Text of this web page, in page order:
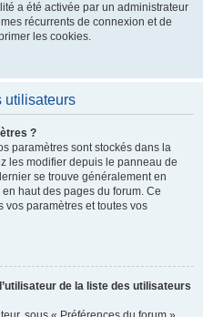
a été activée par un administrateur
récurrents de connexion et de
les cookies.
utilisateurs
?
paramètres sont stockés dans la
les modifier depuis le panneau de
se trouve généralement en
haut des pages du forum. Ce
vos paramètres et toutes vos
de la liste des utilisateurs